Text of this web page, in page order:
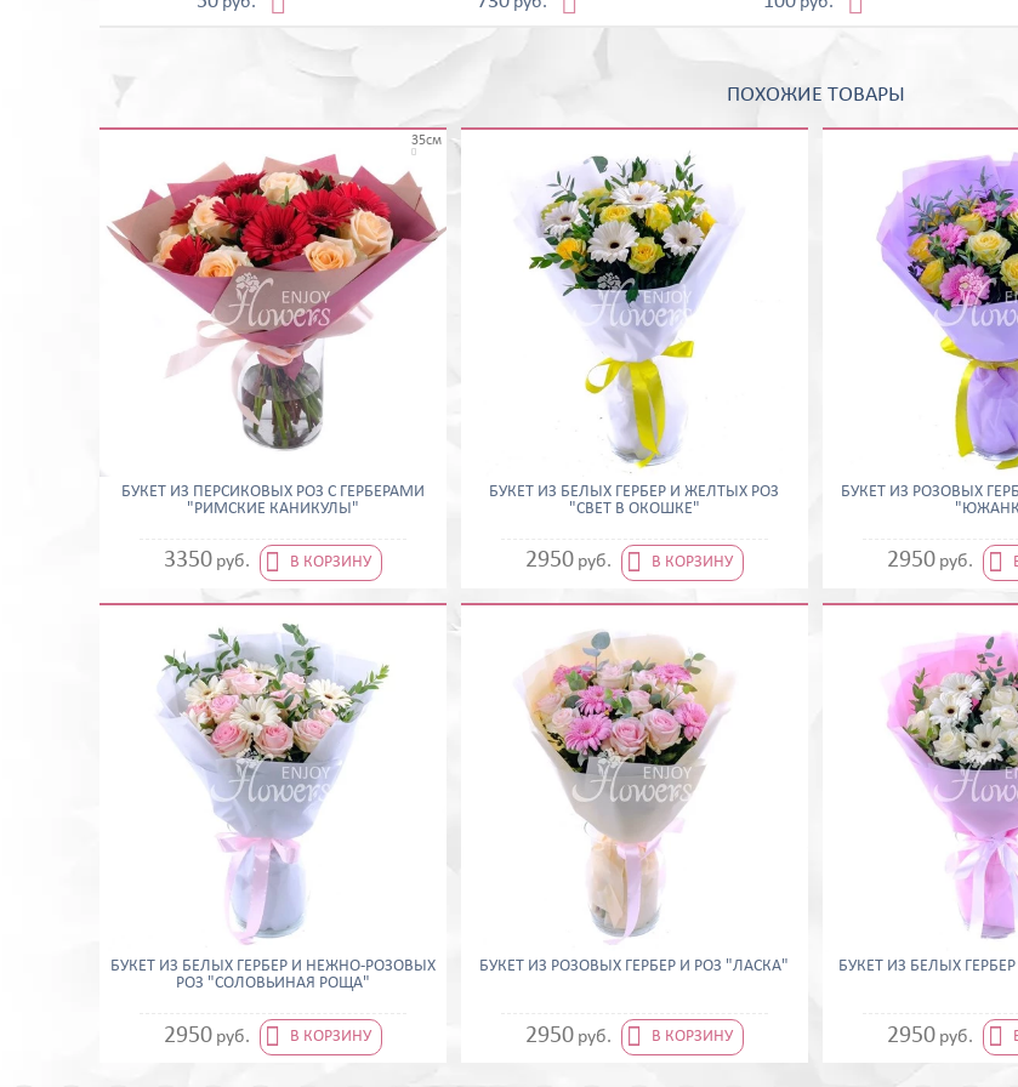
ПОХОЖИЕ ТОВАРЫ
БУКЕТ ИЗ ПЕРСИКОВЫХ РОЗ С ГЕРБЕРАМИ
"РИМСКИЕ КАНИКУЛЫ"
3350 руб.  В КОРЗИНУ
35см

БУКЕТ ИЗ БЕЛЫХ ГЕРБЕР И ЖЕЛТЫХ РОЗ
"СВЕТ В ОКОШКЕ"
2950 руб.  В КОРЗИНУ
БУКЕТ ИЗ РОЗОВЫХ
2950 руб. 
БУКЕТ ИЗ БЕЛЫХ ГЕРБЕР И НЕЖНО-РОЗОВЫХ
РОЗ "СОЛОВЬИНАЯ РОЩА"
2950 руб.  В КОРЗИНУ
БУКЕТ ИЗ РОЗОВЫХ ГЕРБЕР И РОЗ "ЛАСКА"
2950 руб.  В КОРЗИНУ
БУКЕТ ИЗ БЕЛЫХ
2950 руб. 